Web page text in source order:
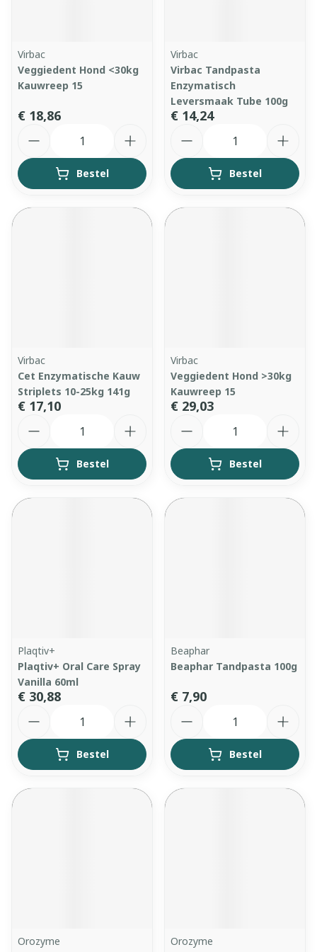
Virbac
Veggiedent Hond <30kg
Kauwreep 15
€ 18,86
Bestel
Virbac
Virbac Tandpasta
Enzymatisch
Leversmaak Tube 100g
€ 14,24
Bestel
Virbac
Cet Enzymatische Kauw
Striplets 10-25kg 141g
€ 17,10
Bestel
Virbac
Veggiedent Hond >30kg
Kauwreep 15
€ 29,03
Bestel
Plaqtiv+
Plaqtiv+ Oral Care Spray
Vanilla 60ml
€ 30,88
Bestel
Beaphar
Beaphar Tandpasta 100g
€ 7,90
Bestel
Orozyme
Orozyme